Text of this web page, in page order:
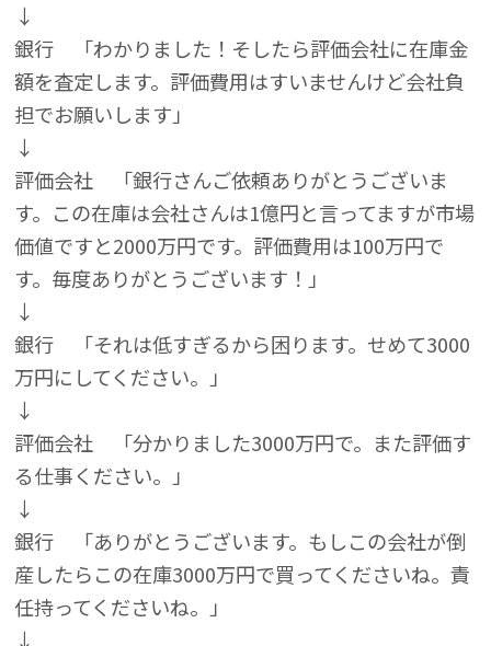
↓
銀行 「わかりました！そしたら評価会社に在庫金
額を査定します。評価費用はすいませんけど会社負
担でお願いします」
↓
評価会社 「銀行さんご依頼ありがとうございま
す。この在庫は会社さんは1億円と言ってますが市場
価値ですと2000万円です。評価費用は100万円で
す。毎度ありがとうございます！」
↓
銀行 「それは低すぎるから困ります。せめて3000
万円にしてください。」
↓
評価会社 「分かりました3000万円で。また評価す
る仕事ください。」
↓
銀行 「ありがとうございます。もしこの会社が倒
産したらこの在庫3000万円で買ってくださいね。責
任持ってくださいね。」
↓